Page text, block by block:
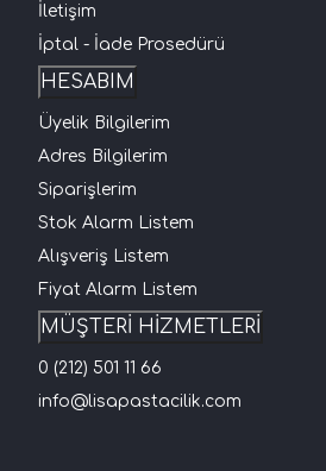
İletişim
İptal - İade Prosedürü
HESABIM
Üyelik Bilgilerim
Adres Bilgilerim
Siparişlerim
Stok Alarm Listem
Alışveriş Listem
Fiyat Alarm Listem
MÜŞTERİ HİZMETLERİ
0 (212) 501 11 66
info@lisapastacilik.com